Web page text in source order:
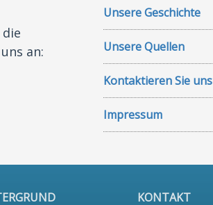
an:
Unsere Geschichte
Unsere Quellen
Kontaktieren Sie uns
Impressum
KONTAKT